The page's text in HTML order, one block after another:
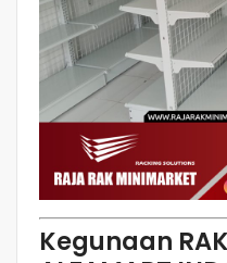
Kegunaan